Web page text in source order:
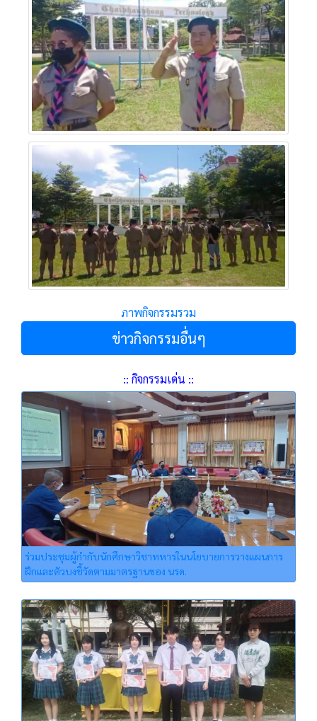
ภาพกิจกรรมรวม
ข่าวกิจกรรมอื่นๆ
:: กิจกรรมเด่น ::
ร่วมประชุมผู้กำกับนักศึกษาวิชาทหารในนโยบายการวางแผนการ
ฝึกและตัวบงชี้วัดตามมาตรฐานของ นรด.